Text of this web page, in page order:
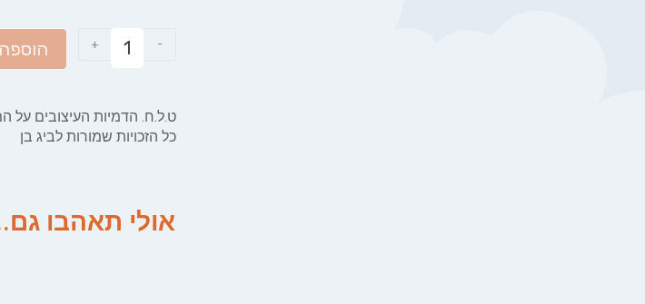
-
+
ט.ל.ח. הדמיות העיצובים על
כל הזכויות שמורות לביג בן
אולי תאהבו